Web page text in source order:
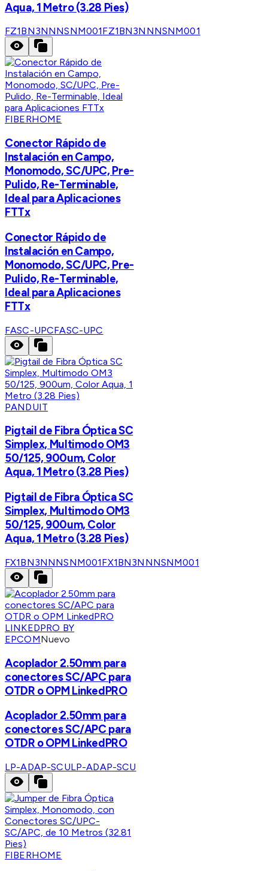
Aqua, 1 Metro (3.28 Pies)
FZ1BN3NNNSNM001FZ1BN3NNNSNM001
FIBERHOME
Conector Rápido de
Instalación en Campo,
Monomodo, SC/UPC, Pre-
Pulido, Re-Terminable,
Ideal para Aplicaciones
FTTx
Conector Rápido de
Instalación en Campo,
Monomodo, SC/UPC, Pre-
Pulido, Re-Terminable,
Ideal para Aplicaciones
FTTx
FASC-UPCFASC-UPC
PANDUIT
Pigtail de Fibra Óptica SC
Simplex, Multimodo OM3
50/125, 900um, Color
Aqua, 1 Metro (3.28 Pies)
Pigtail de Fibra Óptica SC
Simplex, Multimodo OM3
50/125, 900um, Color
Aqua, 1 Metro (3.28 Pies)
FX1BN3NNNSNM001FX1BN3NNNSNM001
LINKEDPRO BY
EPCOMNuevo
Acoplador 2.50mm para
conectores SC/APC para
OTDR o OPM LinkedPRO
Acoplador 2.50mm para
conectores SC/APC para
OTDR o OPM LinkedPRO
LP-ADAP-SCULP-ADAP-SCU
FIBERHOME